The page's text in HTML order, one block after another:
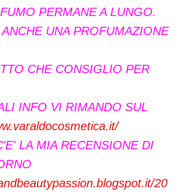
PERMANE A LUNGO.
UNA PROFUMAZIONE
CHE CONSIGLIO PER
INFO VI RIMANDO SUL
LA MIA RECENSIONE DI
20